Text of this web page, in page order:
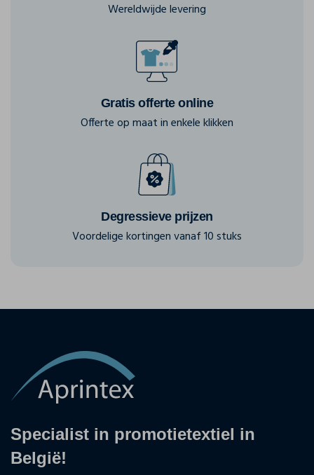
Wereldwijde levering
Gratis offerte online
Offerte op maat in enkele klikken
Degressieve prijzen
Voordelige kortingen vanaf 10 stuks
Specialist in promotietextiel in
België!